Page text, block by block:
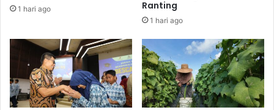
mendukung perkuliahan para peserta Bafco.
1 hari ago
Ranting
1 hari ago